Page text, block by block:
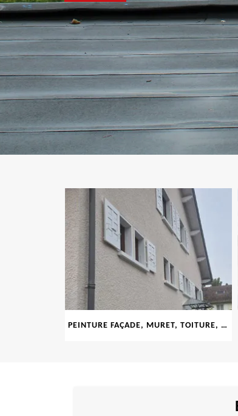
PEINTURE FAÇADE, MURET, TOITURE, BOISERIE, FERRONERIE, GOUTTIÈRE 69